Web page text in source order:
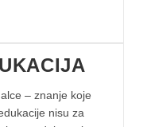
– znanje koje
nisu za